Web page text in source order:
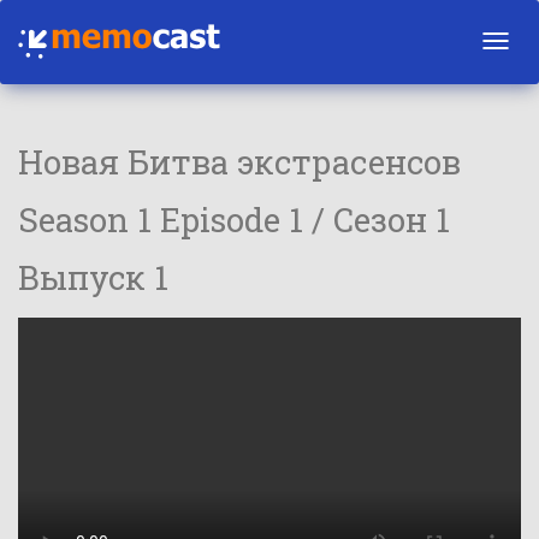
Новая Битва экстрасенсов
Season 1 Episode 1 / Сезон 1
Выпуск 1